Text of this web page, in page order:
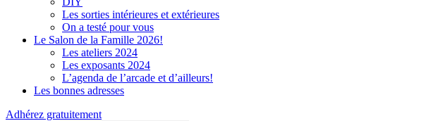
Les sorties intérieures et extérieures
On a testé pour vous
Le Salon de la Famille 2026!
Les ateliers 2024
Les exposants 2024
L’agenda de l’arcade et d’ailleurs!
Les bonnes adresses
Adhérez gratuitement